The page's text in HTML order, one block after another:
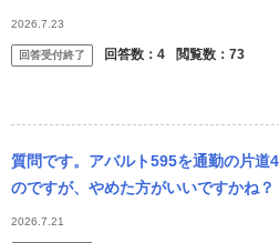
ないのでしょうか？今はmta買おうと
2026.7.23
回答受付終了 回答数： 4 閲覧数： 73
質問です。アバルト595を通勤の片道
のですが、やめた方がいいですかね？
2026.7.21